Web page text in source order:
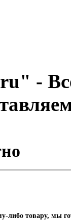
-
либо товару, мы